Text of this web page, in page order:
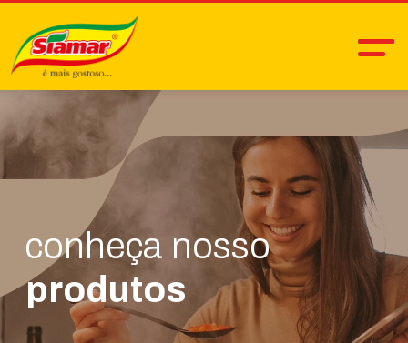
conheça nosso
produtos